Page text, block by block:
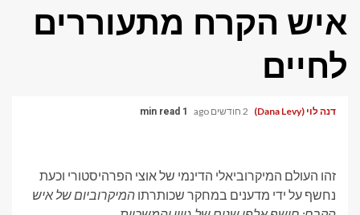
איש הקרח מתעוררים
לחיים
דנה לוי (Dana Levy) 2 חודשים ago 1 min read
זהו העולם המיקרוביאלי הדינמי של אוצי הפרהיסטורי וכעת
נחשף על ידי מדענים במחקר שכותרתו המיקרוביום של איש